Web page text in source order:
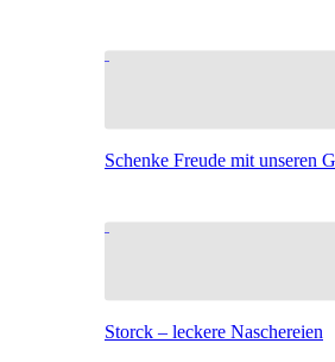
Schenke Freude mit unseren
Storck – leckere Naschereien